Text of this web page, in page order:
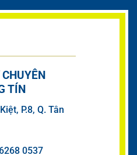
TÍN
P.8, Q. Tân
0537